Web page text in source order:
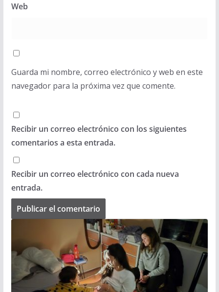
Web
Guarda mi nombre, correo electrónico y web en este
navegador para la próxima vez que comente.
Recibir un correo electrónico con los siguientes
comentarios a esta entrada.
Recibir un correo electrónico con cada nueva
entrada.